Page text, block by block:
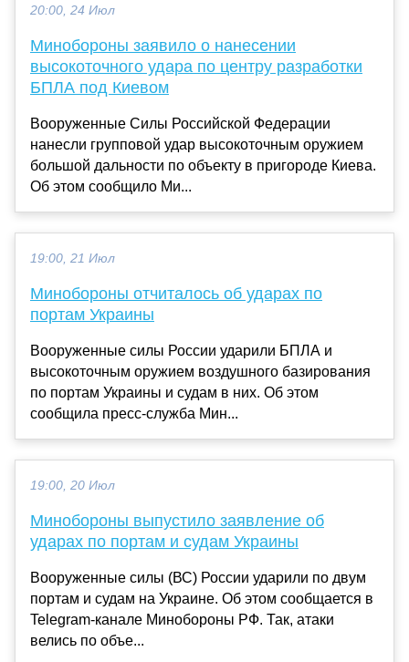
20:00, 24 Июл
Минобороны заявило о нанесении
высокоточного удара по центру разработки
БПЛА под Киевом
Вооруженные Силы Российской Федерации
нанесли групповой удар высокоточным оружием
большой дальности по объекту в пригороде Киева.
Об этом сообщило Ми...
19:00, 21 Июл
Минобороны отчиталось об ударах по
портам Украины
Вооруженные силы России ударили БПЛА и
высокоточным оружием воздушного базирования
по портам Украины и судам в них. Об этом
сообщила пресс-служба Мин...
19:00, 20 Июл
Минобороны выпустило заявление об
ударах по портам и судам Украины
Вооруженные силы (ВС) России ударили по двум
портам и судам на Украине. Об этом сообщается в
Telegram-канале Минобороны РФ. Так, атаки
велись по объе...